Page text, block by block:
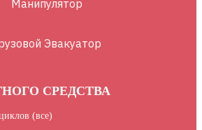
Манипулятор
Эвакуатор
СРЕДСТВА
(все)